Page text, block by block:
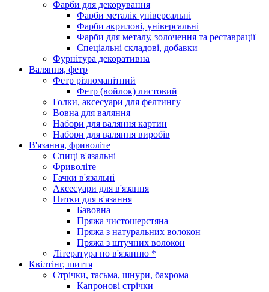
Фарби для декорування
Фарби металік універсальні
Фарби акрилові, універсальні
Фарби для металу, золочення та реставрації
Спеціальні складові, добавки
Фурнітура декоративна
Валяння, фетр
Фетр різноманітний
Фетр (войлок) листовий
Голки, аксесуари для фелтингу
Вовна для валяння
Набори для валяння картин
Набори для валяння виробів
В'язання, фриволіте
Спиці в'язальні
Фриволіте
Гачки в'язальні
Аксесуари для в'язання
Нитки для в'язання
Бавовна
Пряжа чистошерстяна
Пряжа з натуральних волокон
Пряжа з штучних волокон
Література по в'язанню *
Квілтінг, шиття
Стрічки, тасьма, шнури, бахрома
Капронові стрічки